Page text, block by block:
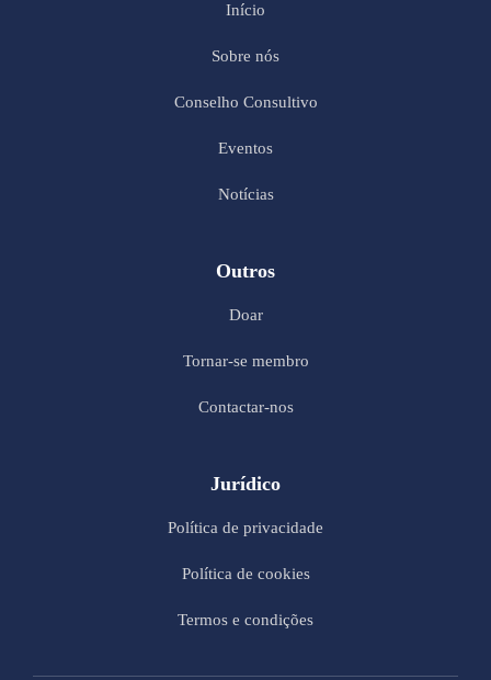
Início
Sobre nós
Conselho Consultivo
Eventos
Notícias
Outros
Doar
Tornar-se membro
Contactar-nos
Jurídico
Política de privacidade
Política de cookies
Termos e condições